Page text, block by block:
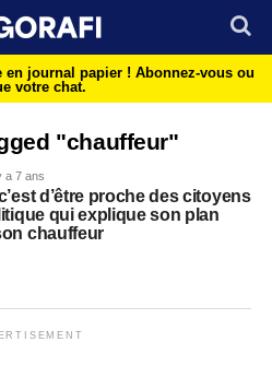
en journal papier ! Abonnez-vous ou
votre chat.
"chauffeur"
a 7 ans
d’être proche des citoyens
qui explique son plan
chauffeur